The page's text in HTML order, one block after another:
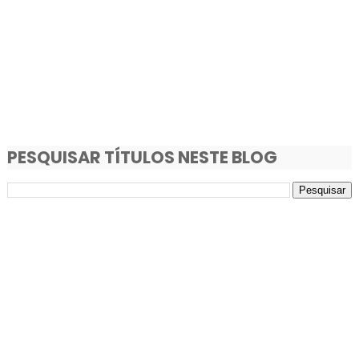
PESQUISAR TÍTULOS NESTE BLOG